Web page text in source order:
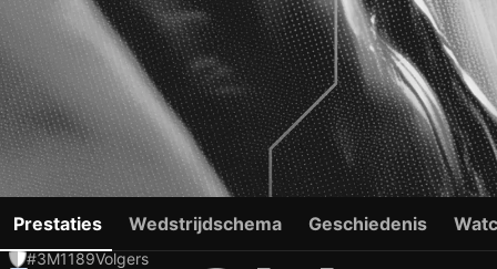
VALENTIN RONGIER
#3M1189Volgers
Prestaties Wedstrijdschema Geschiedenis